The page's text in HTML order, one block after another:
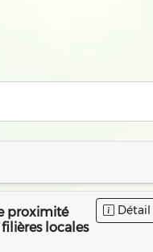
Détail
proximité
locales